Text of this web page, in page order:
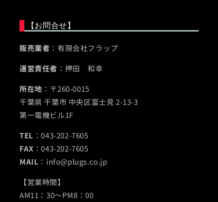
【お問合せ】
販売業者 ：有限会社フラップ
運営責任者 ：押田 和幸
所在地 ：〒260-0015
千葉県 千葉市 中央区富士見 2-13-3
第一電機ビル1F
TEL ：043-202-7605
FAX ：043-202-7605
MAIL ：info@plugs.co.jp
【営業時間】
AM11：30～PM8：00